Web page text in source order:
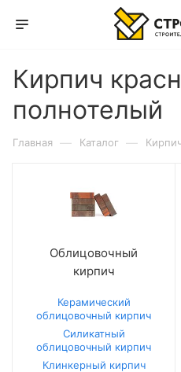
Кирпич
полнотелый
Главная — Каталог —
Облицовочный
кирпич
Керамический
облицовочный кирпич
Силикатный
облицовочный кирпич
Клинкерный кирпич